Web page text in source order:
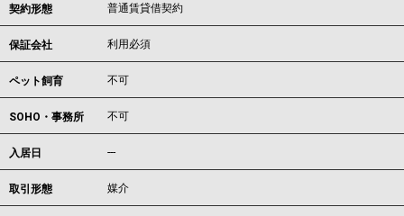
契約形態 普通賃貸借契約
保証会社 利用必須
ペット飼育 不可
SOHO・事務所 不可
入居日 ---
取引形態 媒介